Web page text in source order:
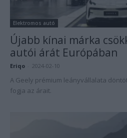
Elektromos autó
Újabb kínai márka
autói árát Európában
Eriqo 2024-02-10
A Geely prémium leányvállalata
fogja az árait.